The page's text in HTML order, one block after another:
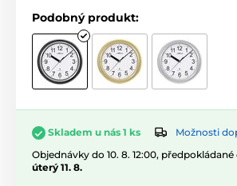
Podobný produkt:
Skladem u nás 1 ks
Možnosti
Objednávky do 10. 8. 12:00, předpokládané
úterý 11. 8.